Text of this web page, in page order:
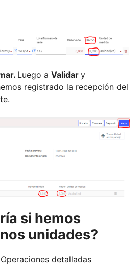
Luego a Validar y
registrado la recepción del
si hemos
unidades?
detalladas